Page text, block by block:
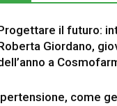
il futuro:
Giordano,
a
come